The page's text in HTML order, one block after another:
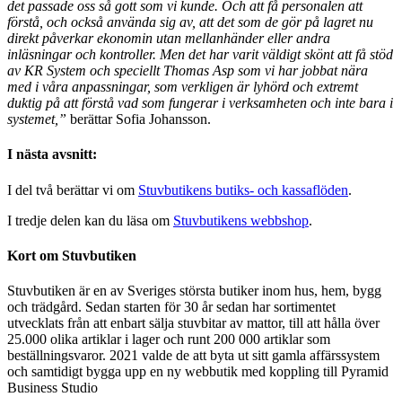
det passade oss så gott som vi kunde. Och att få personalen att
förstå, och också använda sig av, att det som de gör på lagret nu
direkt påverkar ekonomin utan mellanhänder eller andra
inläsningar och kontroller. Men det har varit väldigt skönt att få stöd
av KR System och speciellt Thomas Asp som vi har jobbat nära
med i våra anpassningar, som verkligen är lyhörd och extremt
duktig på att förstå vad som fungerar i verksamheten och inte bara i
systemet,” berättar Sofia Johansson.
I nästa avsnitt:
I del två berättar vi om Stuvbutikens butiks- och kassaflöden.
I tredje delen kan du läsa om Stuvbutikens webbshop.
Kort om Stuvbutiken
Stuvbutiken är en av Sveriges största butiker inom hus, hem, bygg
och trädgård. Sedan starten för 30 år sedan har sortimentet
utvecklats från att enbart sälja stuvbitar av mattor, till att hålla över
25.000 olika artiklar i lager och runt 200 000 artiklar som
beställningsvaror. 2021 valde de att byta ut sitt gamla affärssystem
och samtidigt bygga upp en ny webbutik med koppling till Pyramid
Business Studio